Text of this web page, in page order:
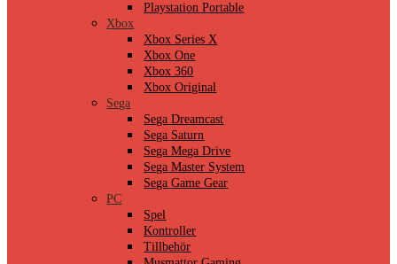
Playstation Portable
Xbox
Xbox Series X
Xbox One
Xbox 360
Xbox Original
Sega
Sega Dreamcast
Sega Saturn
Sega Mega Drive
Sega Master System
Sega Game Gear
PC
Spel
Kontroller
Tillbehör